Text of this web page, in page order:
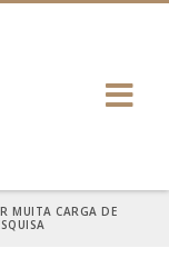
MUITA CARGA DE